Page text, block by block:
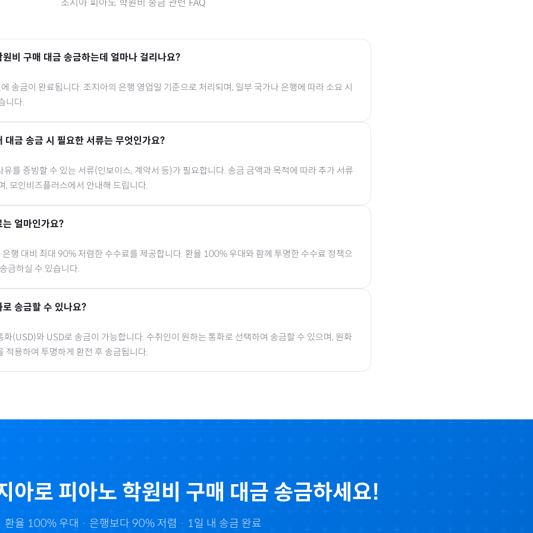
조지아 피아노 학원비 송금 관련 FAQ
비 구매 대금 송금하는데 얼마나 걸리나요?
송금이 완료됩니다. 조지아의 은행 영업일 기준으로 처리되며, 일부 국가나 은행에 따라 소요 시
니다.
대금 송금 시 필요한 서류는 무엇인가요?
유를 증빙할 수 있는 서류(인보이스, 계약서 등)가 필요합니다. 송금 금액과 목적에 따라 추가 서류
, 모인비즈플러스에서 안내해 드립니다.
얼마인가요?
행 대비 최대 90% 저렴한 수수료를 제공합니다. 환율 100% 우대와 함께 투명한 수수료 정책으
금하실 수 있습니다.
송금할 수 있나요?
화(USD)와 USD로 송금이 가능합니다. 수취인이 원하는 통화로 선택하여 송금할 수 있으며, 원화
적용하여 투명하게 환전 후 송금됩니다.
아로 피아노 학원비 구매 대금 송금하세요!
환율 100% 우대 · 은행보다 90% 저렴 · 1일 내 송금 완료